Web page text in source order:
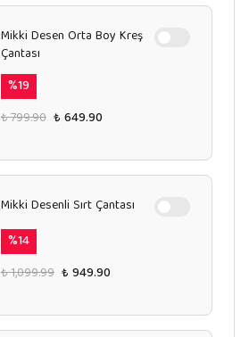
Mikki Desen Orta Boy Kreş
Çantası
%19
₺ 799.90 ₺ 649.90
Mikki Desenli Sırt Çantası
%14
₺ 1,099.99 ₺ 949.90